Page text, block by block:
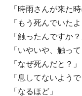
「時雨さんが来た時
「もう死んでいたよ
「触ったんですか？
「いやいや、触っ
「なぜ死んだと？」
「息してないようで
「なるほど」